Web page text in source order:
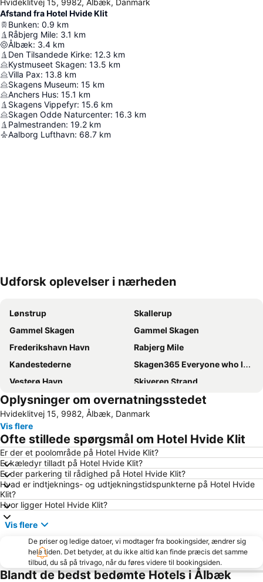
Hvideklitvej 15, 9982, Ålbæk, Danmark
Afstand fra Hotel Hvide Klit
Bunken: 0.9 km
Råbjerg Mile: 3.1 km
Ålbæk: 3.4 km
Den Tilsandede Kirke: 12.3 km
Kystmuseet Skagen: 13.5 km
Villa Pax: 13.8 km
Skagens Museum: 15 km
Anchers Hus: 15.1 km
Skagens Vippefyr: 15.6 km
Skagen Odde Naturcenter: 16.3 km
Palmestranden: 19.2 km
Aalborg Lufthavn: 68.7 km
Udvid kort
Udforsk oplevelser i nærheden
Lønstrup
Skallerup
Gammel Skagen
Gammel Skagen
Frederikshavn Havn
Rabjerg Mile
Kandestederne
Skagen365 Everyone who loves Skagen meets at Grenen
Vesterø Havn
Skiveren Strand
Tornby
Saeby Nordstrand
Nr Lyngby
Grenen
Skagen festival
Palmenstrand
Bunken Strand
Frederikshavn Station
Lyngsaa Strand
Bratten Strand
Skagen Food & Design Market Kjul
Skaw Cup
Vippefyret
AHR Expo
Oplysninger om overnatningsstedet
Hvideklitvej 15, 9982, Ålbæk, Danmark
Vis flere
Ofte stillede spørgsmål om Hotel Hvide Klit
Er der et poolområde på Hotel Hvide Klit?
Er kæledyr tilladt på Hotel Hvide Klit?
Er der parkering til rådighed på Hotel Hvide Klit?
Hvad er indtjeknings- og udtjekningstidspunkterne på Hotel Hvide
Klit?
Hvor ligger Hotel Hvide Klit?
Vis flere
De priser og ledige datoer, vi modtager fra bookingsider, ændrer sig
hele tiden. Det betyder, at du ikke altid kan finde præcis det samme
tilbud, du så på trivago, når du føres videre til bookingsiden.
Blandt de bedst bedømte Hotels i Ålbæk